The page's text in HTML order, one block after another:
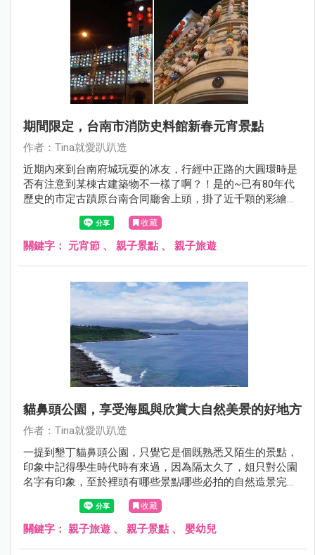
期間限定，台南市消防史料館新春元宵景點
作者：Tina就愛趴趴造
近期內來到台南府城玩耍的冰友，行經中正路的大圓環時是
否有注意到某棟古建築物不一樣了啊？！是的~已有80年代
歷史的市定古蹟原台南合同廳舍上頭，掛了近千顆的彩繪燈
籠耶！而且夜晚特定時間就會點亮所有的燈籠，點燈活動一
直持續到元宵節，嘿嘿嘿~趁著來到台南玩耍的機會，姐當
然不能錯過賞燈啊！
收藏
關鍵字： 元宵節 、 親子景點 、 親子旅遊
貓鼻頭公園，享受海風與欣賞大自然美景的好地方
作者：Tina就愛趴趴造
一提到墾丁貓鼻頭公園，只覺它是個既熟悉又陌生的景點，
印象中記得學生時代時有來過，因為隔太久了，姐只對公園
名字有印象，至於裡頭有哪些景點哪些必拍的自然造景完全
沒概念，也正因如此，這次再訪墾丁時，將貓鼻頭也納入了
收藏
關鍵字： 親子旅遊 、 親子景點 、 嬰幼兒